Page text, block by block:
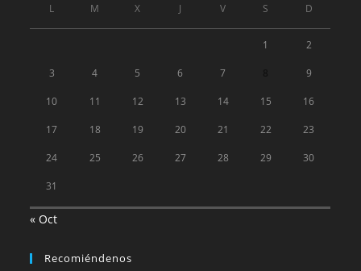
L M X J V S D
1 2
3 4 5 6 7 9
10 11 12 13 14 15 16
17 18 19 20 21 22 23
24 25 26 27 28 29 30
31
« Oct
Recomiéndenos